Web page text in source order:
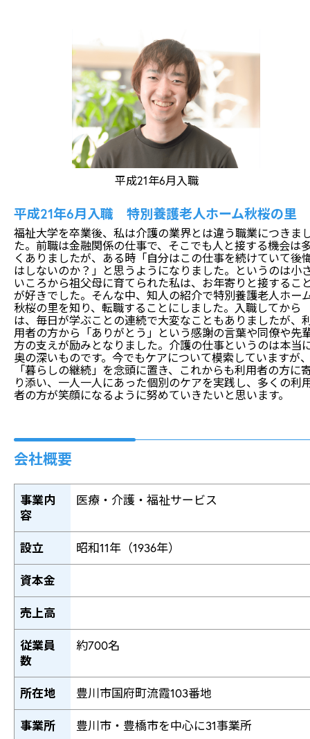
平成21年6月入職
平成21年6月入職 特別養護老人ホーム秋桜の里
福祉大学を卒業後、私は介護の業界とは違う職業につきま
た。前職は金融関係の仕事で、そこでも人と接する機会は
くありましたが、ある時「自分はこの仕事を続けていて後
はしないのか？」と思うようになりました。というのは小
いころから祖父母に育てられた私は、お年寄りと接するこ
が好きでした。そんな中、知人の紹介で特別養護老人ホー
秋桜の里を知り、転職することにしました。入職してから
は、毎日が学ぶことの連続で大変なこともありましたが、
用者の方から「ありがとう」という感謝の言葉や同僚や先
方の支えが励みとなりました。介護の仕事というのは本当
奥の深いものです。今でもケアについて模索していますが
「暮らしの継続」を念頭に置き、これからも利用者の方に
り添い、一人一人にあった個別のケアを実践し、多くの利
者の方が笑顔になるように努めていきたいと思います。
会社概要
事業内
容
医療・介護・福祉サービス
設立 昭和11年（1936年）
資本金
売上高
従業員
数
約700名
所在地 豊川市国府町流霞103番地
事業所 豊川市・豊橋市を中心に31事業所